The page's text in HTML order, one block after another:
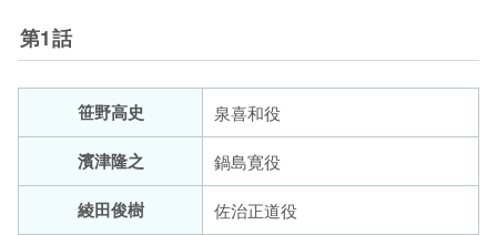
第1話
笹野高史
泉喜和役
濱津隆之
鍋島寛役
綾田俊樹
佐治正道役